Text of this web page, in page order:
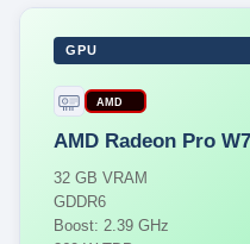
GPU
AMD
AMD Radeon Pro
32 GB VRAM
GDDR6
Boost: 2.39 GHz